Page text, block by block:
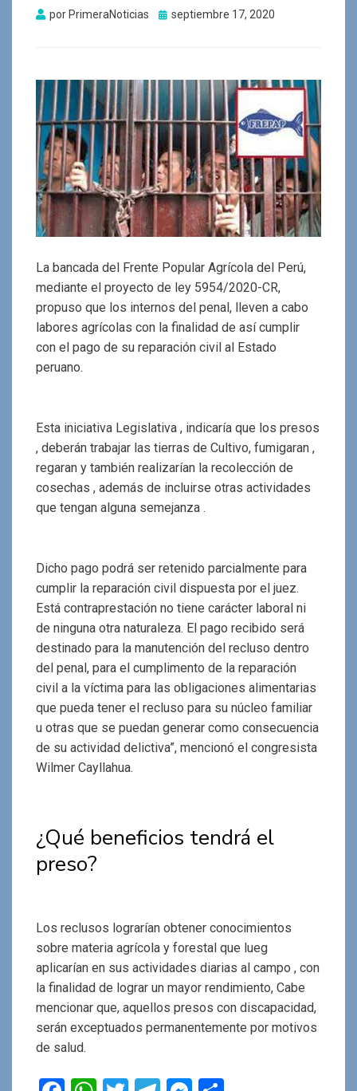
por PrimeraNoticias
Publicado
septiembre 17, 2020
La bancada del Frente Popular Agrícola del Perú,
mediante el proyecto de ley 5954/2020-CR,
propuso que los internos del penal, lleven a cabo
labores agrícolas con la finalidad de así cumplir
con el pago de su reparación civil al Estado
peruano.
Esta iniciativa Legislativa , indicaría que los presos
, deberán trabajar las tierras de Cultivo, fumigaran ,
regaran y también realizarían la recolección de
cosechas , además de incluirse otras actividades
que tengan alguna semejanza .
Dicho pago podrá ser retenido parcialmente para
cumplir la reparación civil dispuesta por el juez.
Está contraprestación no tiene carácter laboral ni
de ninguna otra naturaleza. El pago recibido será
destinado para la manutención del recluso dentro
del penal, para el cumplimento de la reparación
civil a la víctima para las obligaciones alimentarias
que pueda tener el recluso para su núcleo familiar
u otras que se puedan generar como consecuencia
de su actividad delictiva”, mencionó el congresista
Wilmer Cayllahua.
¿Qué beneficios tendrá el
preso?
Los reclusos lograrían obtener conocimientos
sobre materia agrícola y forestal que lueg
aplicarían en sus actividades diarias al campo , con
la finalidad de lograr un mayor rendimiento, Cabe
mencionar que, aquellos presos con discapacidad,
serán exceptuados permanentemente por motivos
de salud.